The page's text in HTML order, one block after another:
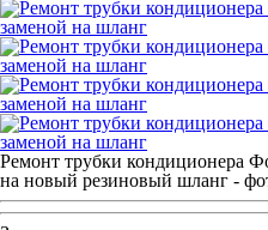
Ремонт трубки кондиционера
на новый резиновый шланг -